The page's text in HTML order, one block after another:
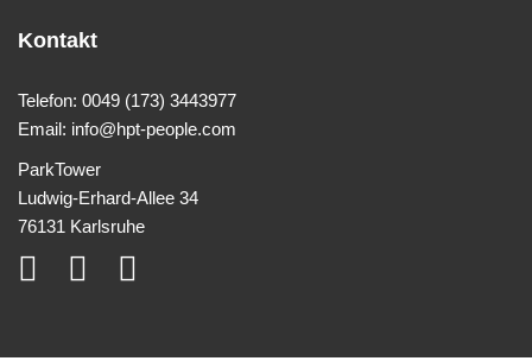
Kontakt
Telefon: 0049 (173) 3443977
Email: info@hpt-people.com
ParkTower
Ludwig-Erhard-Allee 34
76131 Karlsruhe